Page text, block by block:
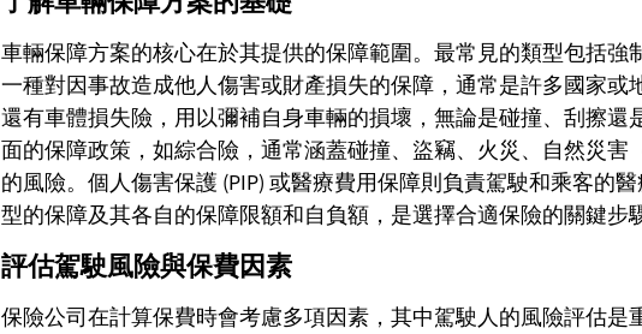
車輛保障方案的核心在於其提供的保障範圍。最常見的類型包括強
一種對因事故造成他人傷害或財產損失的保障，通常是許多國家或
還有車體損失險，用以彌補自身車輛的損壞，無論是碰撞、刮擦還
面的保障政策，如綜合險，通常涵蓋碰撞、盜竊、火災、自然災害
的風險。個人傷害保護 (PIP) 或醫療費用保障則負責駕駛和乘客的
型的保障及其各自的保障限額和自負額，是選擇合適保險的關鍵步驟
評估駕駛風險與保費因素
保險公司在計算保費時會考慮多項因素，其中駕駛人的風險評估是